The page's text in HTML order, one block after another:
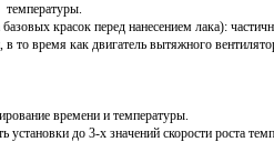
температуры.
перед нанесением лака):
в то время как двигатель вытяжного
времени и температуры.
до 3-х значений скорости роста